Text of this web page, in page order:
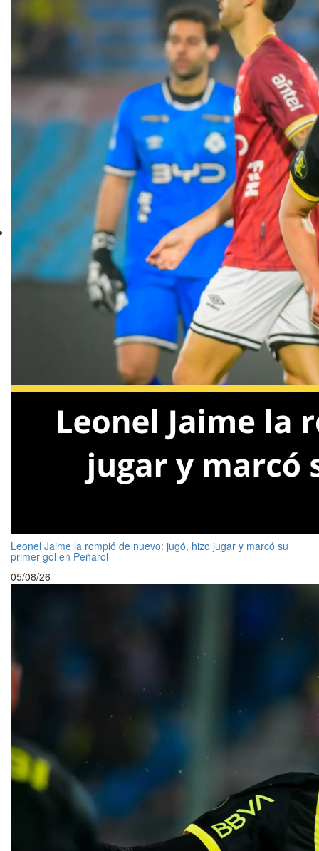
Leonel Jaime la rompió de nuevo: jugó, hizo jugar y marcó su
primer gol en Peñarol
05/08/26